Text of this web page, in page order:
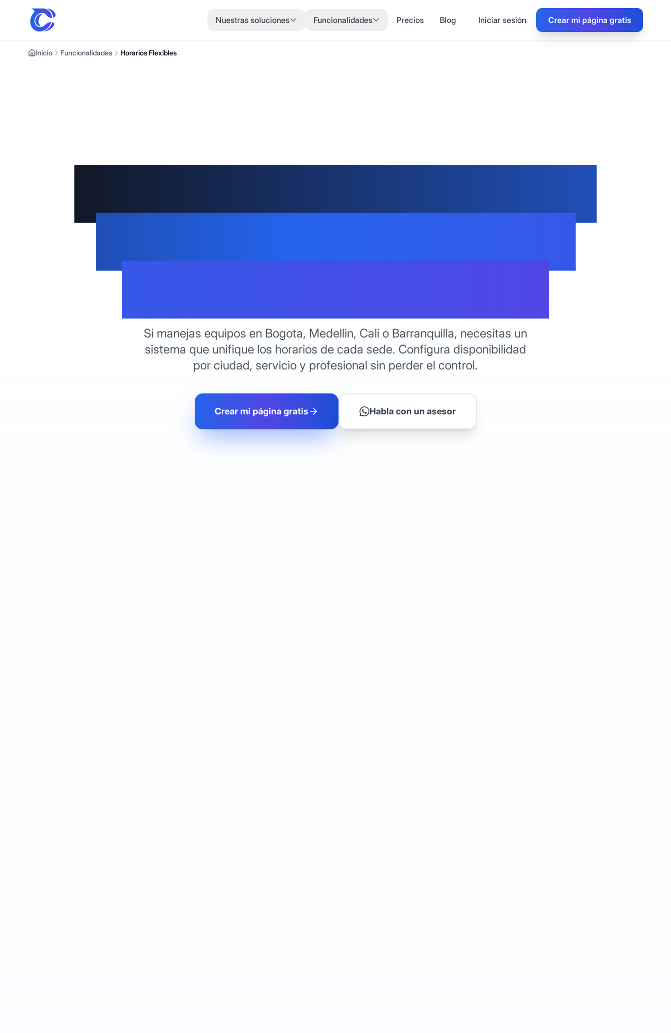
Nuestras soluciones Funcionalidades Precios Blog Iniciar sesión Crear mi página gratis
Inicio Funcionalidades Horarios Flexibles
Ciudades de Colombia
desde un Solo Panel
Si manejas equipos en Bogota, Medellin, Cali o Barranquilla, necesitas un
sistema que unifique los horarios de cada sede. Configura disponibilidad
por ciudad, servicio y profesional sin perder el control.
Crear mi página gratis Habla con un asesor